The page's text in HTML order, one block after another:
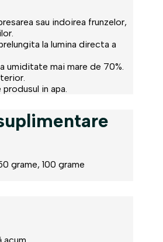
sau indoirea frunzelor,
la lumina directa a
umiditate mai mare de 70%.
produsul in apa.
grame, 100 grame